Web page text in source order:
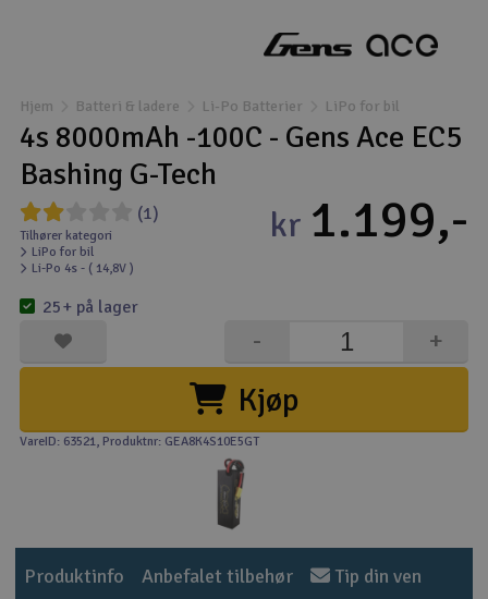
Droner til FPV
Fly
Helikopter
Kameraudstyr
Modelbygg og byggesæt
Modeljernbane
Motor & tilbehør
Raketter
Hjem Batteri & ladere Li-Po Batterier LiPo for bil
4s 8000mAh -100C - Gens Ace EC5
Bashing G-Tech
(1)
Tilhører kategori
LiPo for bil
Li-Po 4s - ( 14,8V )
kr 1.199,-
Kjøp
+
-
25+ på lager
VareID: 63521, Produktnr: GEA8K4S10E5GT
Produktinfo Anbefalet tilbehør Tip din ven